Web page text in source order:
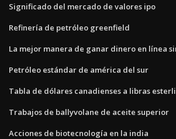
Significado del mercado de valores ipo
Refinería de petróleo greenfield
La mejor manera de ganar dinero en línea
Petróleo estándar de américa del sur
Tabla de dólares canadienses a libras
Trabajos de ballyvolane de aceite superior
Acciones de biotecnología en la india